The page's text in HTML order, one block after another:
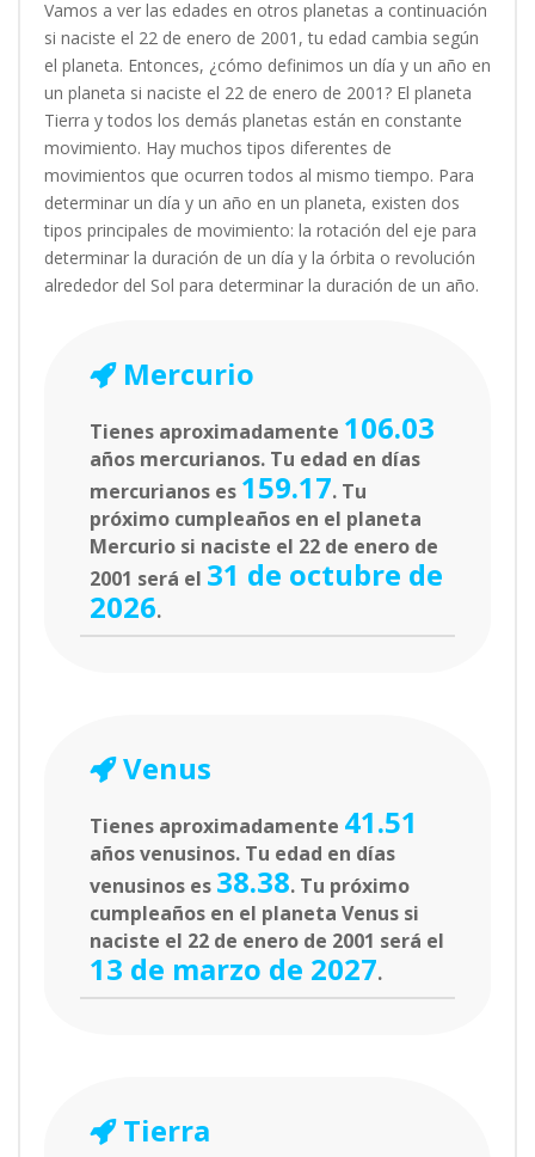
Vamos a ver las edades en otros planetas a continuación
si naciste el 22 de enero de 2001, tu edad cambia según
el planeta. Entonces, ¿cómo definimos un día y un año en
un planeta si naciste el 22 de enero de 2001? El planeta
Tierra y todos los demás planetas están en constante
movimiento. Hay muchos tipos diferentes de
movimientos que ocurren todos al mismo tiempo. Para
determinar un día y un año en un planeta, existen dos
tipos principales de movimiento: la rotación del eje para
determinar la duración de un día y la órbita o revolución
alrededor del Sol para determinar la duración de un año.
Mercurio
Tienes aproximadamente 106.03
años mercurianos. Tu edad en días
mercurianos es 159.17. Tu
próximo cumpleaños en el planeta
Mercurio si naciste el 22 de enero de
2001 será el 31 de octubre de
2026.
Venus
Tienes aproximadamente 41.51
años venusinos. Tu edad en días
venusinos es 38.38. Tu próximo
cumpleaños en el planeta Venus si
naciste el 22 de enero de 2001 será el
13 de marzo de 2027.
Tierra